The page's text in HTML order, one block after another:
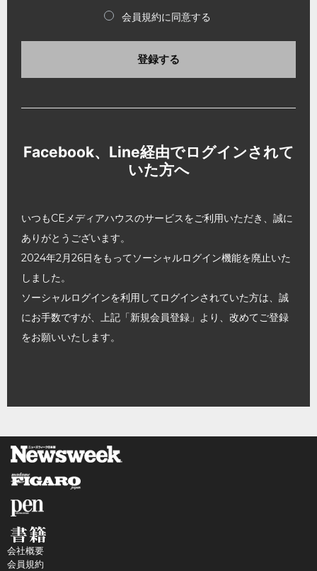
会員規約に同意する
登録する
Facebook、Line経由でログインされて
いた方へ
いつもCEメディアハウスのサービスをご利用いただき、誠に
ありがとうございます。
2024年2月26日をもってソーシャルログイン機能を廃止いた
しました。
ソーシャルログインを利用してログインされていた方は、誠
にお手数ですが、上記「新規会員登録」より、改めてご登録
をお願いいたします。
会社概要
会員規約